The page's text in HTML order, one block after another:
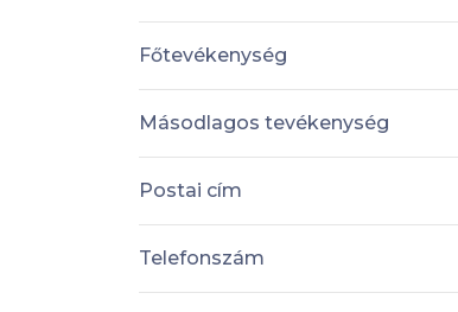
Főtevékenység
Másodlagos tevékenység
Postai cím
Telefonszám